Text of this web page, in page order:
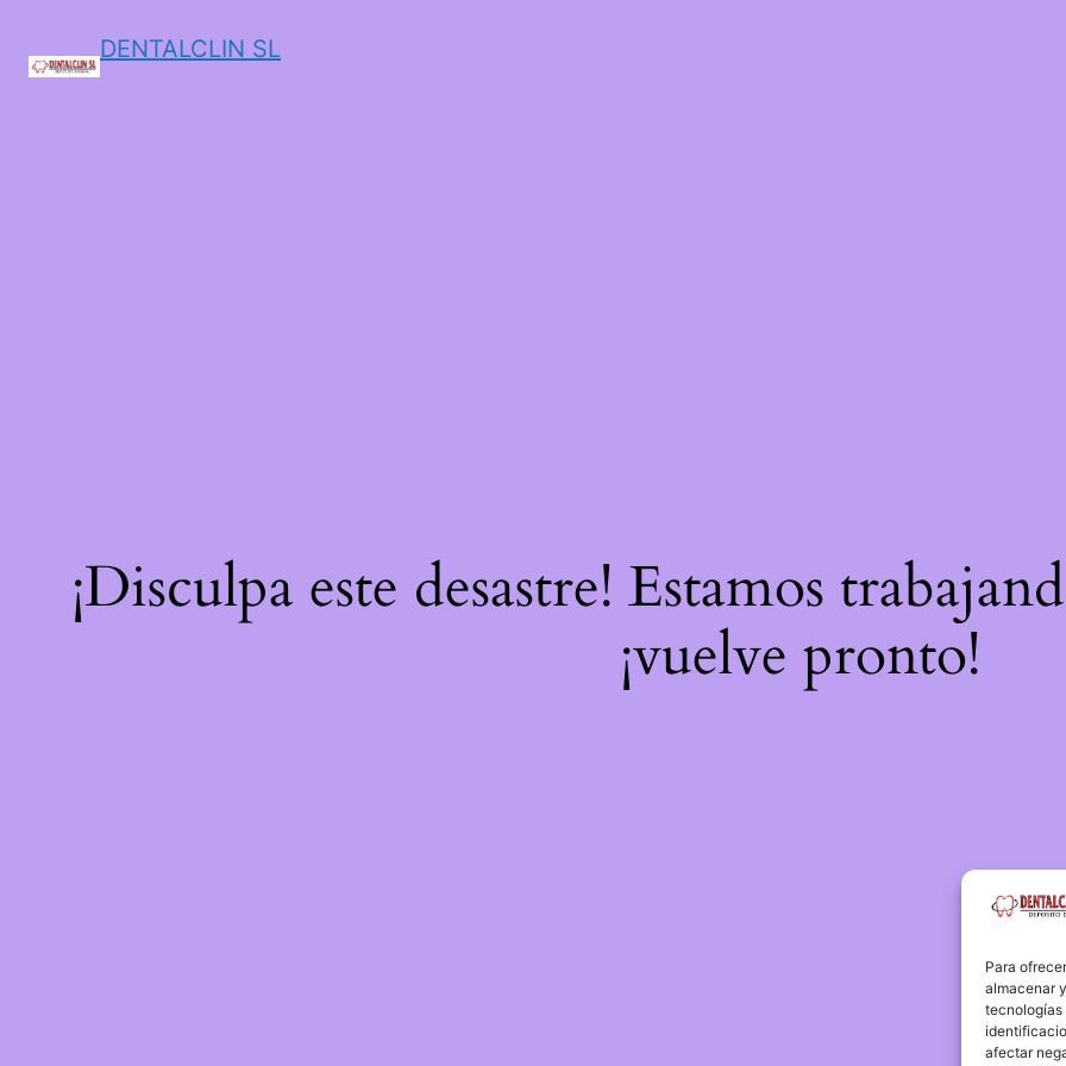
Para
almacenar
tecnologías
afectar
DENTALCLIN SL
¡Disculpa este desastre! Estamos
¡vuelve pronto!